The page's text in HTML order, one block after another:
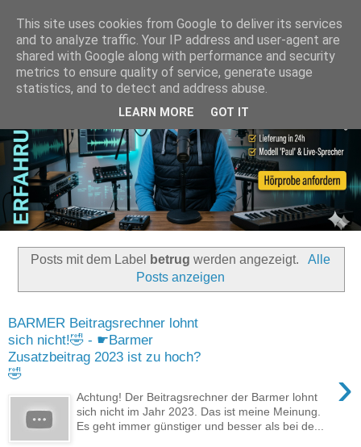
Posts mit dem Label betrug werden angezeigt.
Alle
Posts anzeigen
BARMER Beitragsrechner lohnt
sich nicht!🤣 - ☛Barmer
Zusatzbeitrag 2023 ist zu hoch?
🤣
›
Achtung! Der Beitragsrechner der Barmer lohnt
sich nicht im Jahr 2023. Das ist meine Meinung.
Es geht immer günstiger und besser als bei de...
This site uses cookies from Google to deliver its services
and to analyze traffic. Your IP address and user-agent are
shared with Google along with performance and security
metrics to ensure quality of service, generate usage
statistics, and to detect and address abuse.
LEARN MORE GOT IT